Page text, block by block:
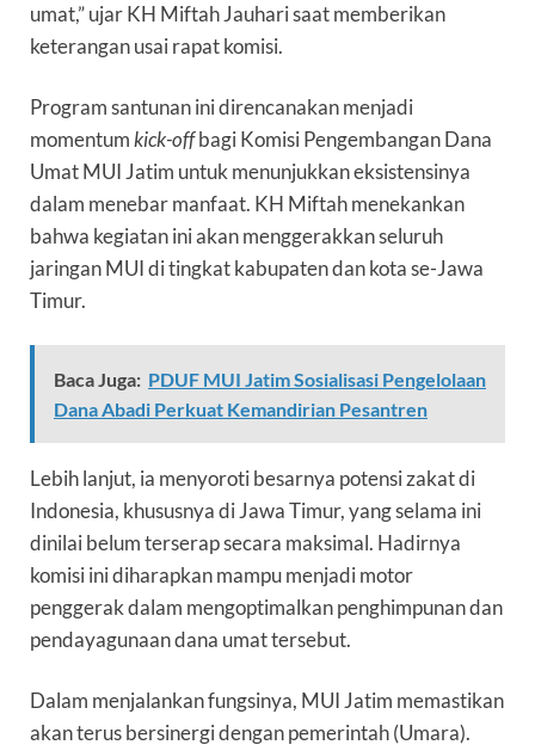
umat,” ujar KH Miftah Jauhari saat memberikan
keterangan usai rapat komisi.
Program santunan ini direncanakan menjadi
momentumkick-offbagi Komisi Pengembangan Dana
Umat MUI Jatim untuk menunjukkan eksistensinya
dalam menebar manfaat. KH Miftah menekankan
bahwa kegiatan ini akan menggerakkan seluruh
jaringan MUI di tingkat kabupaten dan kota se-Jawa
Timur.
Baca Juga: PDUF MUI Jatim Sosialisasi Pengelolaan
Dana Abadi Perkuat Kemandirian Pesantren
Lebih lanjut, ia menyoroti besarnya potensi zakat di
Indonesia, khususnya di Jawa Timur, yang selama ini
dinilai belum terserap secara maksimal. Hadirnya
komisi ini diharapkan mampu menjadi motor
penggerak dalam mengoptimalkan penghimpunan dan
pendayagunaan dana umat tersebut.
Dalam menjalankan fungsinya, MUI Jatim memastikan
akan terus bersinergi dengan pemerintah (Umara).